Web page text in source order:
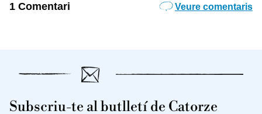
1 Comentari Veure comentaris
Subscriu-te al butlletí de Catorze